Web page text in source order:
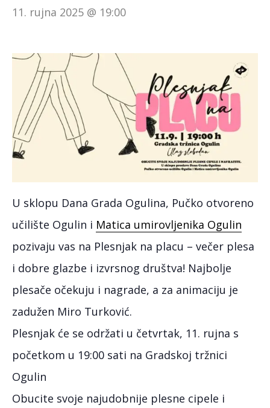
11. rujna 2025 @ 19:00
U sklopu Dana Grada Ogulina, Pučko otvoreno
učilište Ogulin i Matica umirovljenika Ogulin
pozivaju vas na Plesnjak na placu – večer plesa
i dobre glazbe i izvrsnog društva! Najbolje
plesače očekuju i nagrade, a za animaciju je
zadužen Miro Turković.
Plesnjak će se održati u četvrtak, 11. rujna s
početkom u 19:00 sati na Gradskoj tržnici
Ogulin
Obucite svoje najudobnije plesne cipele i